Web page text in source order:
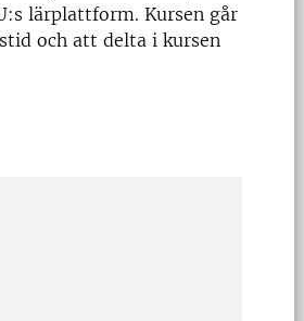
lärplattform. Kursen går
och att delta i kursen